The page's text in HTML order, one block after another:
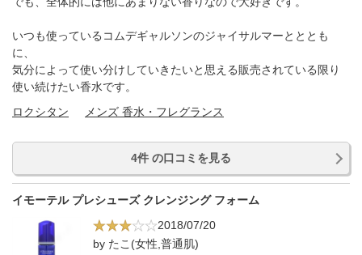
いつも使っているコムデギャルソンのジャイサルマーとととも
に、
気分によって使い分けしていきたいと思える販売されている限り
使い続けたい香水です。
ロクシタン
メンズ 香水・フレグランス
4件 の口コミを見る
イモーテル プレシューズ クレンジング フォーム
2018/07/20
by たこ(女性,普通肌)